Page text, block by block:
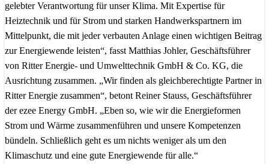
gelebter Verantwortung für unser Klima. Mit Expertise für
Heiztechnik und für Strom und starken Handwerkspartnern im
Mittelpunkt, die mit jeder verbauten Anlage einen wichtigen Beitrag
zur Energiewende leisten“, fasst Matthias Johler, Geschäftsführer
von Ritter Energie- und Umwelttechnik GmbH & Co. KG, die
Ausrichtung zusammen. „Wir finden als gleichberechtigte Partner in
Ritter Energie zusammen“, betont Reiner Stauss, Geschäftsführer
der ezee Energy GmbH. „Eben so, wie wir die Energieformen
Strom und Wärme zusammenführen und unsere Kompetenzen
bündeln. Schließlich geht es um nichts weniger als um den
Klimaschutz und eine gute Energiewende für alle.“